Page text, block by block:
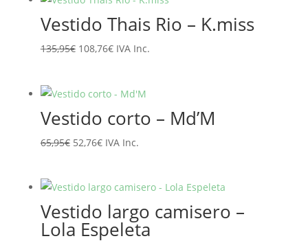
era:
129,90€.
es:
103,92€.
Vestido Thais Rio – K.miss
135,95€ El
era:
135,95€.
108,76€El
es:
108,76€.
IVA Inc.
Vestido corto – Md’M
65,95€ El
era:
65,95€.
52,76€El
es:
52,76€.
IVA Inc.
Vestido largo camisero –
Lola Espeleta